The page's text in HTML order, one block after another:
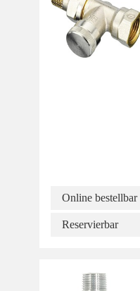
Online bestellbar
Reservierbar